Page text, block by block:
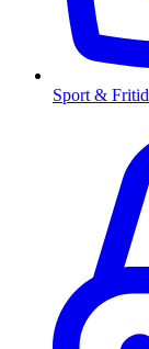
Sport & Fritid